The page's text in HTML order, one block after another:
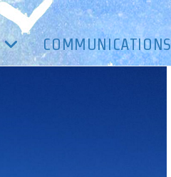
COMMUNICATIONS